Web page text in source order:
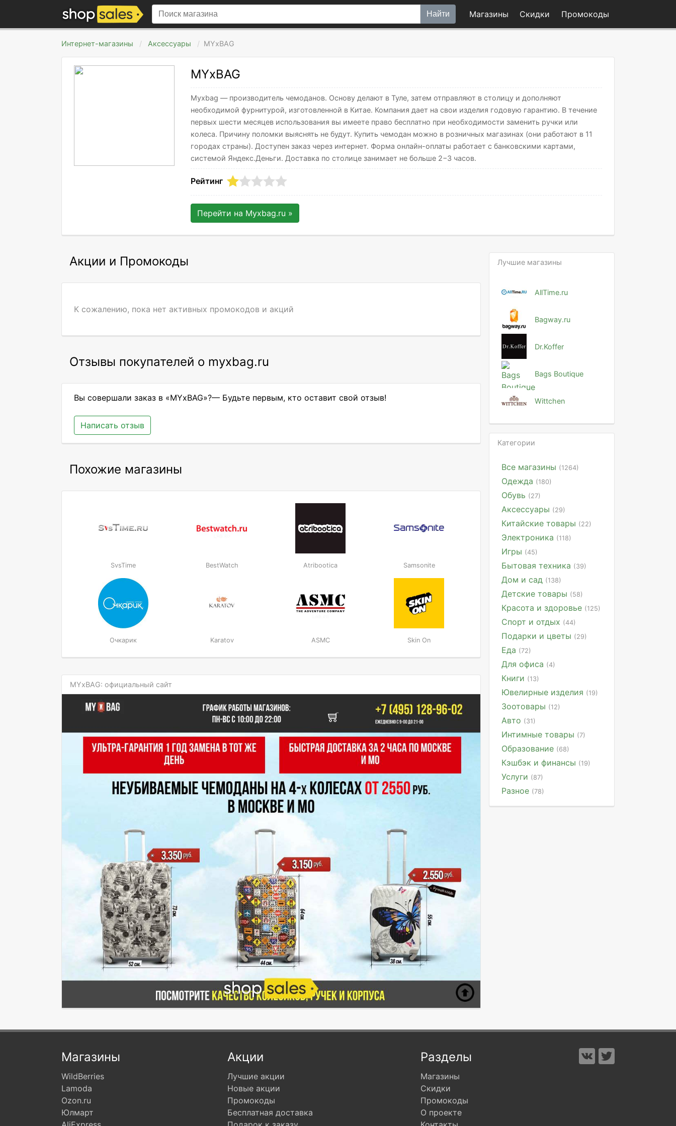
Найти Магазины Скидки Промокоды
Интернет-магазины Аксессуары MYxBAG
MYxBAG
Myxbag — производитель чемоданов. Основу делают в Туле, затем отправляют в столицу и дополняют
необходимой фурнитурой, изготовленной в Китае. Компания дает на свои изделия годовую гарантию. В течение
первых шести месяцев использования вы имеете право бесплатно при необходимости заменить ручки или
колеса. Причину поломки выяснять не будут. Купить чемодан можно в розничных магазинах (они работают в 11
городах страны). Доступен заказ через интернет. Форма онлайн-оплаты работает с банковскими картами,
системой Яндекс.Деньги. Доставка по столице занимает не больше 2−3 часов.
Рейтинг
Перейти на Myxbag.ru »
Акции и Промокоды
К сожалению, пока нет активных промокодов и акций
Отзывы покупателей о myxbag.ru
Вы совершали заказ в «MYxBAG»?— Будьте первым, кто оставит свой отзыв!
Написать отзыв
Похожие магазины
SvsTime BestWatch Atribootica Samsonite
Очкарик Karatov ASMC Skin On
MYxBAG: официальный сайт
Лучшие магазины
AllTime.ru
Bagway.ru
Dr.Koffer
Bags Boutique
Wittchen
Категории
Все магазины (1264)
Одежда (180)
Обувь (27)
Аксессуары (29)
Китайские товары (22)
Электроника (118)
Игры (45)
Бытовая техника (39)
Дом и сад (138)
Детские товары (58)
Красота и здоровье (125)
Спорт и отдых (44)
Подарки и цветы (29)
Еда (72)
Для офиса (4)
Книги (13)
Ювелирные изделия (19)
Зоотовары (12)
Авто (31)
Интимные товары (7)
Образование (68)
Кэшбэк и финансы (19)
Услуги (87)
Разное (78)
Магазины
WildBerries
Lamoda
Ozon.ru
Юлмарт
Акции
Лучшие акции
Новые акции
Промокоды
Бесплатная доставка
Разделы
Магазины
Скидки
Промокоды
О проекте